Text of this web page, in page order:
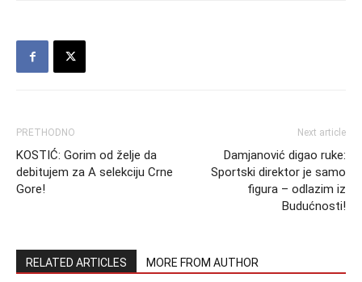
PRETHODNO
KOSTIĆ: Gorim od želje da
debitujem za A selekciju Crne
Gore!
Next article
Damjanović digao ruke:
Sportski direktor je samo
figura – odlazim iz
Budućnosti!
RELATED ARTICLES MORE FROM AUTHOR